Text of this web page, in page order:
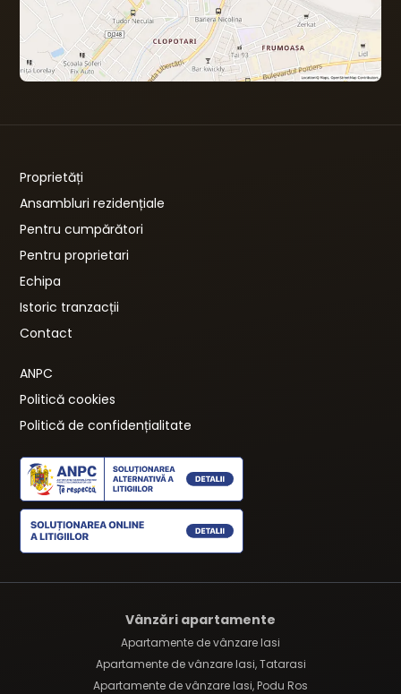
Proprietăți
Ansambluri rezidențiale
Pentru cumpărători
Pentru proprietari
Echipa
Istoric tranzacții
Contact
ANPC
Politică cookies
Politică de confidențialitate
Vânzări apartamente
Apartamente de vânzare Iasi
Apartamente de vânzare Iasi, Tatarasi
Apartamente de vânzare Iasi, Podu Ros